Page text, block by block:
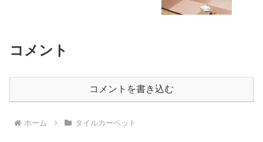
コメント
コメントを書き込む
ホーム タイルカーペット